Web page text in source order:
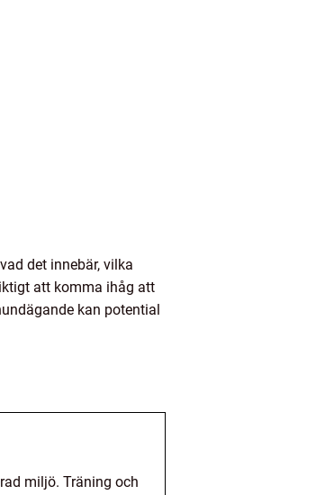
det innebär, vilka
att komma ihåg att
kan potential
miljö. Träning och